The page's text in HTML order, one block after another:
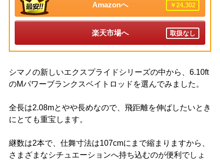
Amazonへ ￥24,302
楽天市場へ 取扱なし
シマノの新しいエクスプライドシリーズの中から、6.10ft
のMパワーブランクスベイトロッドを選んでみました。
全長は2.08mとやや長めなので、飛距離を伸ばしたいとき
にとても重宝します。
継数は2本で、仕舞寸法は107cmにまで縮まりますから、
さまざまなシチュエーションへ持ち込むのが便利でしょ